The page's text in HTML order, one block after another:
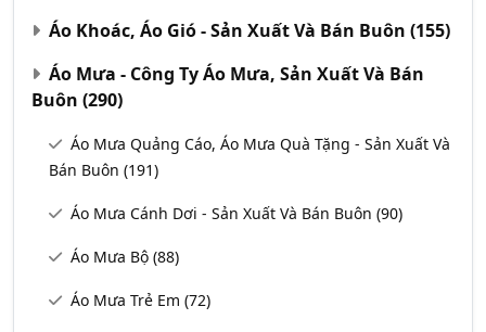
Áo Khoác, Áo Gió - Sản Xuất Và Bán Buôn (155)
Áo Mưa - Công Ty Áo Mưa, Sản Xuất Và Bán
Buôn (290)
Áo Mưa Quảng Cáo, Áo Mưa Quà Tặng - Sản Xuất Và
Bán Buôn (191)
Áo Mưa Cánh Dơi - Sản Xuất Và Bán Buôn (90)
Áo Mưa Bộ (88)
Áo Mưa Trẻ Em (72)